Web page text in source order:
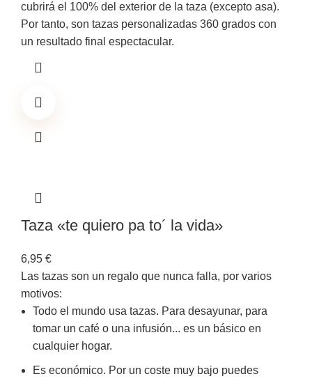
cubrirá el 100% del exterior de la taza (excepto asa).
Por tanto, son tazas personalizadas 360 grados con
un resultado final espectacular.
Taza «te quiero pa to´ la vida»
6,95 €
Las tazas son un regalo que nunca falla, por varios
motivos:
Todo el mundo usa tazas. Para desayunar, para
tomar un café o una infusión... es un básico en
cualquier hogar.
Es económico. Por un coste muy bajo puedes